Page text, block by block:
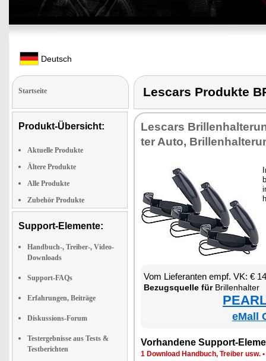
Deutsch
Startseite
Produkt-Übersicht:
Aktuelle Produkte
Ältere Produkte
Alle Produkte
Zubehör Produkte
Support-Elemente:
Handbuch-, Treiber-, Video-
Downloads
Support-FAQs
Erfahrungen, Beiträge
Diskussions-Forum
Testergebnisse aus Tests &
Testberichten
Lescars Produkte
Les­cars
ter Au­to,
Vom Lie­fe­ran­ten empf. VK: €
Be­zugs­quel­le fürBril­len­hal­ter
eMall
Vor­han­de­ne Sup­port-
1 Down­load Hand­buch, Trei­ber usw. •